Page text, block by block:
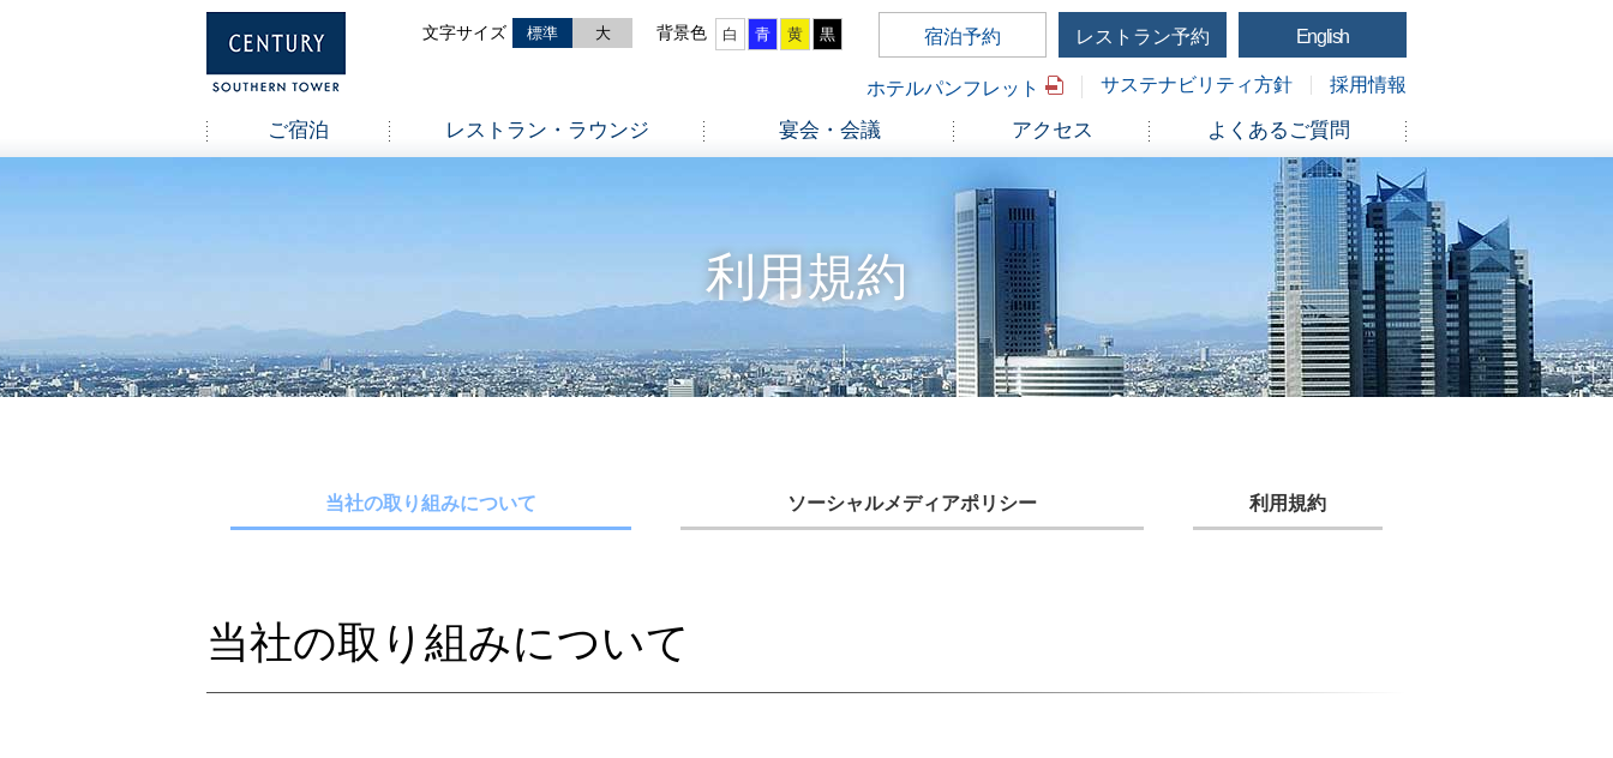
標準 大 白 青 黄 黒 宿泊予約 レストラン予約 English
ホテルパンフレット サステナビリティ方針 採用情報
ご宿泊 レストラン・ラウンジ 宴会・会議 アクセス よくあるご質問
利用規約
当社の取り組みについて ソーシャルメディアポリシー 利用規約
当社の取り組みについて